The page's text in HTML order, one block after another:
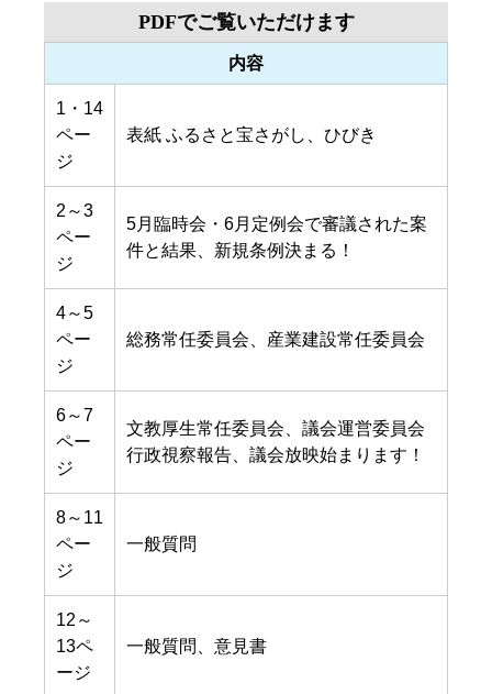
PDFでご覧いただけます
内容
1・14
ペー
ジ
表紙 ふるさと宝さがし、ひびき
2～3
ペー
ジ
5月臨時会・6月定例会で審議された案
件と結果、新規条例決まる！
4～5
ペー
ジ
総務常任委員会、産業建設常任委員会
6～7
ペー
ジ
文教厚生常任委員会、議会運営委員会
行政視察報告、議会放映始まります！
8～11
ペー
ジ
一般質問
12～
13ペ
ージ
一般質問、意見書